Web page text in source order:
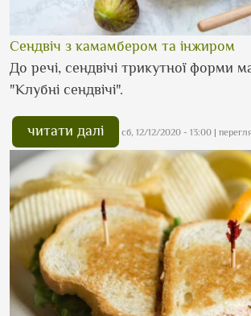
Сендвіч з камамбером та інжиром
До речі, сендвічі трикутної форми
"Клубні сендвічі".
читати далі сб, 12/12/2020 - 13:00 |